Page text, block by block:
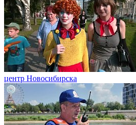
центр Новосибирска